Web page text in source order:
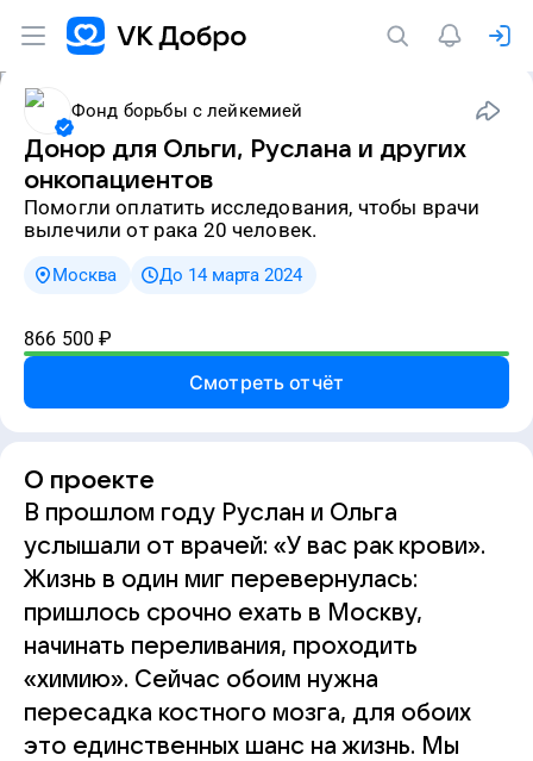
Фонд борьбы с лейкемией
Донор для Ольги, Руслана и других
онкопациентов
Помогли оплатить исследования, чтобы врачи
вылечили от рака 20 человек.
Москва До 14 марта 2024
866 500 ₽
Смотреть отчёт
О проекте
В прошлом году Руслан и Ольга
услышали от врачей: «У вас рак крови».
Жизнь в один миг перевернулась:
пришлось срочно ехать в Москву,
начинать переливания, проходить
«химию». Сейчас обоим нужна
пересадка костного мозга, для обоих
это единственных шанс на жизнь. Мы